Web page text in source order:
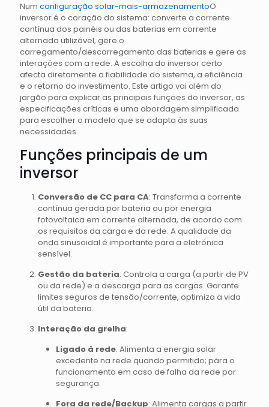
Num configuração solar-mais-armazenamentoO
inversor é o coração do sistema: converte a corrente
contínua dos painéis ou das baterias em corrente
alternada utilizável, gere o
carregamento/descarregamento das baterias e gere as
interações com a rede. A escolha do inversor certo
afecta diretamente a fiabilidade do sistema, a eficiência
e o retorno do investimento. Este artigo vai além do
jargão para explicar as principais funções do inversor, as
especificações críticas e uma abordagem simplificada
para escolher o modelo que se adapta às suas
necessidades.
Funções principais de um
inversor
Conversão de CC para CA: Transforma a corrente
contínua gerada por bateria ou por energia
fotovoltaica em corrente alternada, de acordo com
os requisitos da carga e da rede. A qualidade da
onda sinusoidal é importante para a eletrónica
sensível.
Gestão da bateria: Controla a carga (a partir de PV
ou da rede) e a descarga para as cargas. Garante
limites seguros de tensão/corrente, optimiza a vida
útil da bateria.
Interação da grelha:
Ligado à rede: Alimenta a energia solar
excedente na rede quando permitido; pára o
funcionamento em caso de falha da rede por
segurança.
Fora da rede/Backup: Alimenta cargas a partir